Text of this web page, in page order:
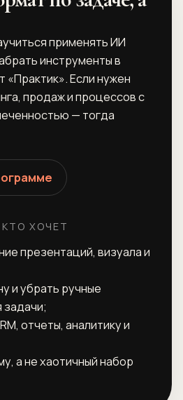
применять ИИ
инструменты в
Если нужен
продаж и процессов с
— тогда
ХОЧЕТ
презентаций, визуала и
и убрать ручные
отчеты, аналитику и
а не хаотичный набор